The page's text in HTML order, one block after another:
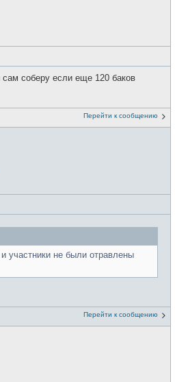
соберу если еще 120 баков
Перейти к сообщению
участники не были отравлены
Перейти к сообщению